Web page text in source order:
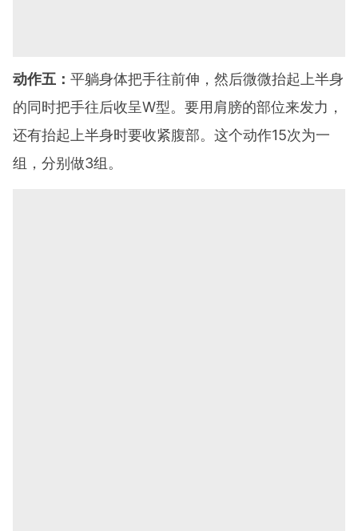
动作五： 平躺身体把手往前伸，然后微微抬起上半身
的同时把手往后收呈W型。要用肩膀的部位来发力，
还有抬起上半身时要收紧腹部。这个动作15次为一
组，分别做3组。